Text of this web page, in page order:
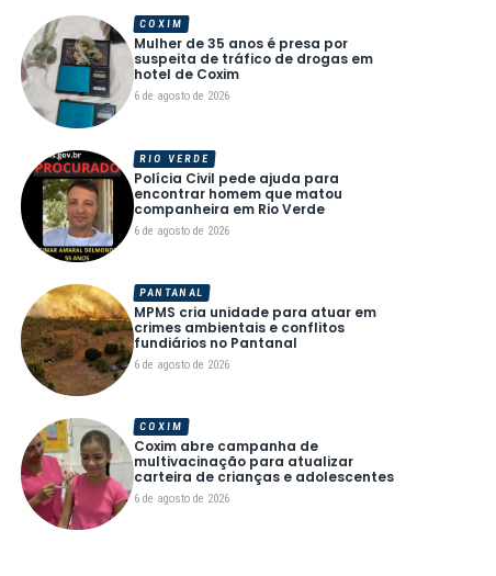
Mulher de 35 anos é presa por
suspeita de tráfico de drogas em
hotel de Coxim
6 de agosto de 2026
COXIM
Polícia Civil pede ajuda para
encontrar homem que matou
companheira em Rio Verde
6 de agosto de 2026
RIO VERDE
MPMS cria unidade para atuar em
crimes ambientais e conflitos
fundiários no Pantanal
6 de agosto de 2026
PANTANAL
Coxim abre campanha de
multivacinação para atualizar
carteira de crianças e adolescentes
6 de agosto de 2026
COXIM